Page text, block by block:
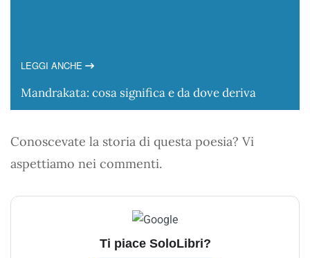
LEGGI ANCHE
Mandrakata: cosa significa e da dove deriva
Conoscevate la storia di questa poesia? Vi
aspettiamo nei commenti.
Ti piace SoloLibri?